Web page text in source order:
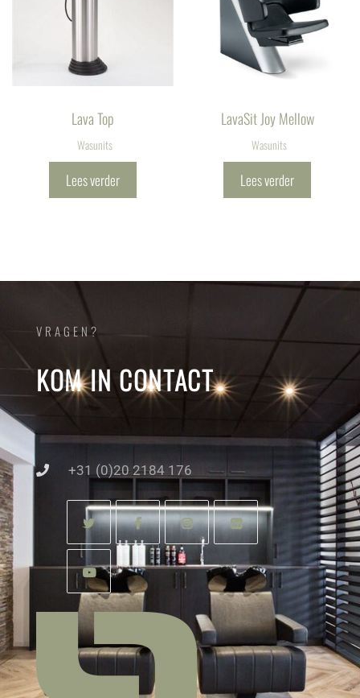
Lava Top
Wasunits
Lees verder
LavaSit Joy Mellow
Wasunits
Lees verder
VRAGEN?
KOM IN CONTACT
+31 (0)20 2184 176